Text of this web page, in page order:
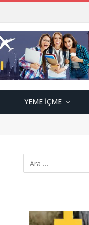
YEME İÇME
Video